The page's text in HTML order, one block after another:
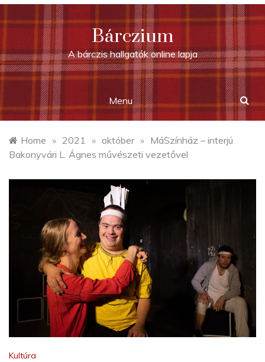
Skip
to
content
Bárczium
A bárczis hallgatók online lapja
Menu
Home » 2021 » október » MáSzínház – interjú
Bakonyvári L. Ágnes művészeti vezetővel
Kultúra